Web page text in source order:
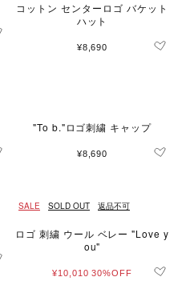
コットン センターロゴ バケット
ハット
¥8,690
"To b."ロゴ刺繍 キャップ
¥8,690
SALE SOLD OUT 返品不可
ロゴ 刺繍 ウール ベレー "Love y
ou"
¥10,010 30%OFF